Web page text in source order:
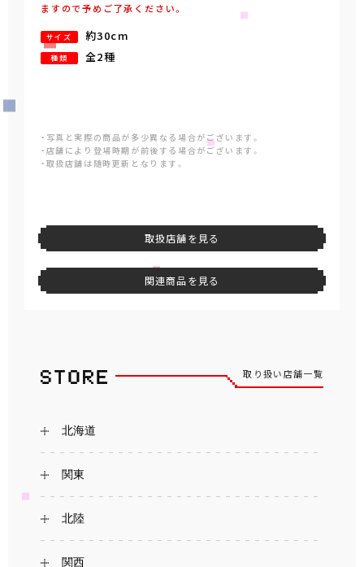
ますので予めご了承ください。
サイズ 約30cm
種類 全2種
・写真と実際の商品が多少異なる場合がございます。
・店舗により登場時期が前後する場合がございます。
・取扱店舗は随時更新となります。
取扱店舗を見る
関連商品を見る
取り扱い店舗一覧
北海道
関東
北陸
関西